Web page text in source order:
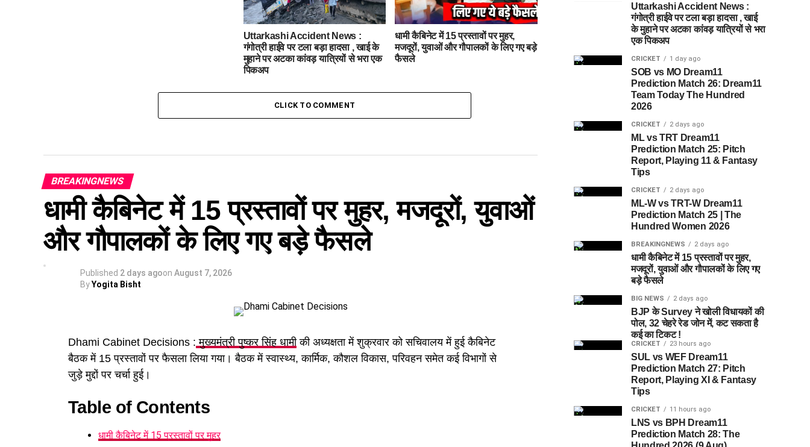
Uttarkashi Accident News :
गंगोत्री हाईवे पर टला बड़ा हादसा , खाई के
मुहाने पर अटका कांवड़ यात्रियों से भरा एक
पिकअप
धामी कैबिनेट में 15 प्रस्तावों पर मुहर,
मजदूरों, युवाओं और गौपालकों के लिए गए बड़े
फैसले
CLICK TO COMMENT
BREAKINGNEWS
धामी कैबिनेट में 15 प्रस्तावों पर मुहर, मजदूरों, युवाओं
और गौपालकों के लिए गए बड़े फैसले
Published 2 days agoon August 7, 2026
ByYogita Bisht
Dhami Cabinet Decisions : मुख्यमंत्री पुष्कर सिंह धामीकी अध्यक्षता में शुक्रवार को सचिवालय में हुई कैबिनेट
बैठक में 15 प्रस्तावों पर फैसला लिया गया। बैठक में स्वास्थ्य, कार्मिक, कौशल विकास, परिवहन समेत कई विभागों से
जुड़े मुद्दों पर चर्चा हुई।
Table of Contents
धामी कैबिनेट में 15 प्रस्तावों पर मुहर
Uttarkashi Accident News :
गंगोत्री हाईवे पर टला बड़ा हादसा , खाई
के मुहाने पर अटका कांवड़ यात्रियों से भरा
एक पिकअप
CRICKET 1 day ago
SOB vs MO Dream11
Prediction Match 26: Dream11
Team Today The Hundred
2026
CRICKET 2 days ago
ML vs TRT Dream11
Prediction Match 25: Pitch
Report, Playing 11 & Fantasy
Tips
CRICKET 2 days ago
ML-W vs TRT-W Dream11
Prediction Match 25 | The
Hundred Women 2026
BREAKINGNEWS 2 days ago
धामी कैबिनेट में 15 प्रस्तावों पर मुहर,
मजदूरों, युवाओं और गौपालकों के लिए गए
बड़े फैसले
BIG NEWS 2 days ago
BJP के Survey ने खोली विधायकों की
पोल, 32 चेहरे रेड जोन में, कट सकता है
कई का टिकट !
CRICKET 23 hours ago
SUL vs WEF Dream11
Prediction Match 27: Pitch
Report, Playing XI & Fantasy
Tips
CRICKET 11 hours ago
LNS vs BPH Dream11
Prediction Match 28: The